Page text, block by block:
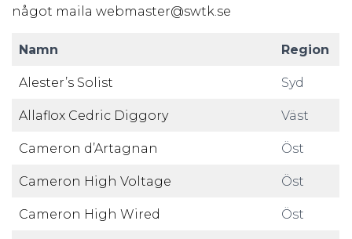
något maila webmaster@swtk.se
Namn Region
Alester’s Solist Syd
Allaflox Cedric Diggory Väst
Cameron d’Artagnan Öst
Cameron High Voltage Öst
Cameron High Wired Öst